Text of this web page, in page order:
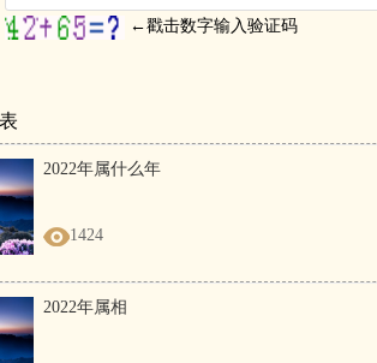
2022年属什么年
1424
2022年属相